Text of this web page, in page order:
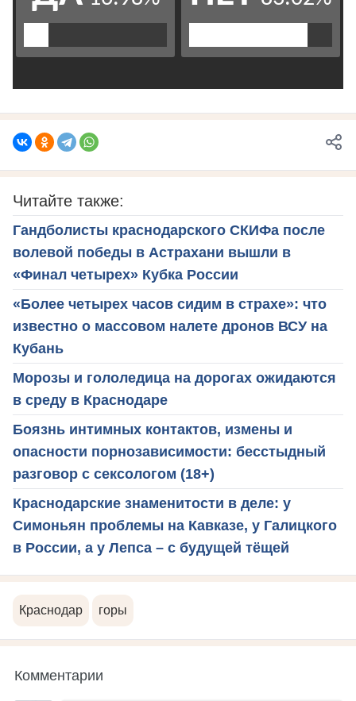
Читайте также:
Гандболисты краснодарского СКИФа после
волевой победы в Астрахани вышли в
«Финал четырех» Кубка России
«Более четырех часов сидим в страхе»: что
известно о массовом налете дронов ВСУ на
Кубань
Морозы и гололедица на дорогах ожидаются
в среду в Краснодаре
Боязнь интимных контактов, измены и
опасности порнозависимости: бесстыдный
разговор с сексологом (18+)
Краснодарские знаменитости в деле: у
Симоньян проблемы на Кавказе, у Галицкого
в России, а у Лепса – с будущей тёщей
Краснодар горы
Комментарии